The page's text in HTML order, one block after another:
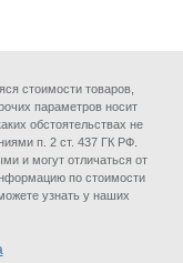
стоимости товаров,
параметров носит
обстоятельствах не
п. 2 ст. 437 ГК РФ.
и могут отличаться от
по стоимости
узнать у наших